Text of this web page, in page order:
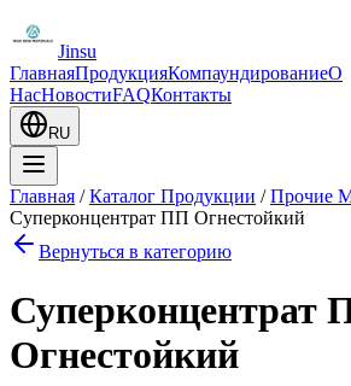
Jinsu
ГлавнаяПродукцияКомпаундированиеО
НасНовостиFAQКонтакты
RU
Главная /Каталог Продукции /Прочие
Суперконцентрат ПП Огнестойкий
Вернуться в категорию
Суперконцентрат
Огнестойкий